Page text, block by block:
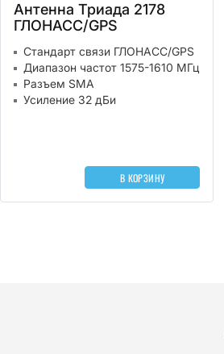
Антенна Триада 2178
ГЛОНАСС/GPS
Стандарт связи ГЛОНАСС/GPS
Диапазон частот 1575-1610 МГц
Разъем SMA
Усиление 32 дБи
В КОРЗИНУ